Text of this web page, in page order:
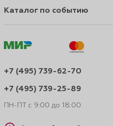
Каталог по событию
+7 (495) 739-62-70
+7 (495) 739-25-89
ПН-ПТ с 9:00 до 18:00